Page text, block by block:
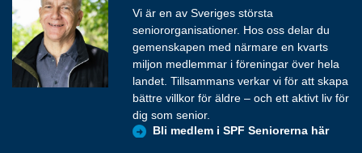
Vi är en av Sveriges största
seniororganisationer. Hos oss delar du
gemenskapen med närmare en kvarts
miljon medlemmar i föreningar över hela
landet. Tillsammans verkar vi för att skapa
bättre villkor för äldre – och ett aktivt liv för
dig som senior.
Bli medlem i SPF Seniorerna här